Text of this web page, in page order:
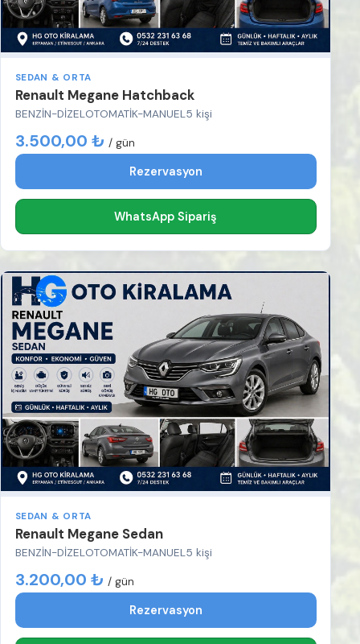
SEDAN & ORTA
Renault Megane Hatchback
BENZİN-DİZELOTOMATİK-MANUEL5 kişi
3.500,00 ₺ / gün
Rezervasyon
WhatsApp Sipariş
SEDAN & ORTA
Renault Megane Sedan
BENZİN-DİZELOTOMATİK-MANUEL5 kişi
3.200,00 ₺ / gün
Rezervasyon